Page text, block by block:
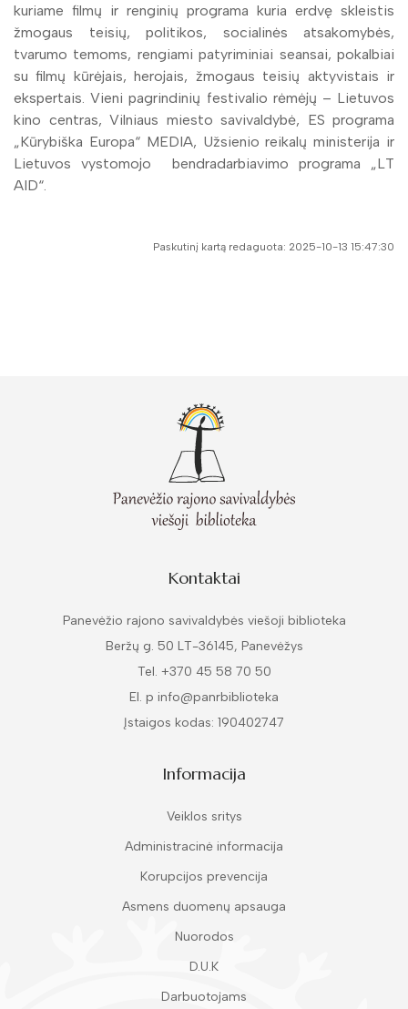
kuriame filmų ir renginių programa kuria erdvę skleistis
žmogaus teisių, politikos, socialinės atsakomybės,
tvarumo temoms, rengiami patyriminiai seansai, pokalbiai
su filmų kūrėjais, herojais, žmogaus teisių aktyvistais ir
ekspertais. Vieni pagrindinių festivalio rėmėjų – Lietuvos
kino centras, Vilniaus miesto savivaldybė, ES programa
„Kūrybiška Europa“ MEDIA, Užsienio reikalų ministerija ir
Lietuvos vystomojo bendradarbiavimo programa „LT
AID“.
Paskutinį kartą redaguota: 2025-10-13 15:47:30
Kontaktai
Panevėžio rajono savivaldybės viešoji biblioteka
Beržų g. 50 LT-36145, Panevėžys
Tel. +370 45 58 70 50
El. p info@panrbiblioteka
Įstaigos kodas: 190402747
Informacija
Veiklos sritys
Administracinė informacija
Korupcijos prevencija
Asmens duomenų apsauga
Nuorodos
D.U.K
Darbuotojams